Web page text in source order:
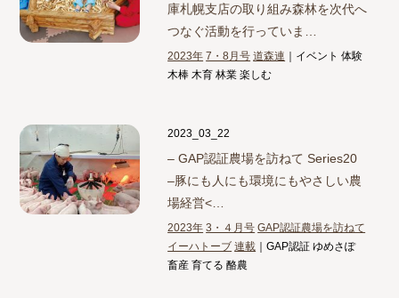
庫札幌支店の取り組み森林を次代へ
つなぐ活動を行っていま…
2023年 7・8月号 道森連 ｜イベント 体験
木棒 木育 林業 楽しむ
2023_03_22
– GAP認証農場を訪ねて Series20
–豚にも人にも環境にもやさしい農
場経営<…
2023年 3・４月号 GAP認証農場を訪ねて
イーハトーブ 連載 ｜GAP認証 ゆめさぽ
畜産 育てる 酪農